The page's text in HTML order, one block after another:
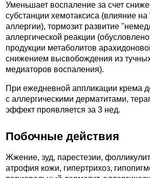
Уменьшает воспаление за счет
субстанции хемотаксиса (влияние
аллергии), тормозит развитие
аллергической реакции
продукции метаболитов
снижением высвобождения из
медиаторов воспаления).
При ежедневной аппликации крема
с аллергическими дерматитами,
эффект проявляется за 3 нед.
Побочные действия
Жжение, зуд, парестезии,
атрофия кожи, гипертрихоз,